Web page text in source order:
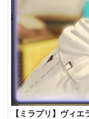
【ミラプリ】ヴィ